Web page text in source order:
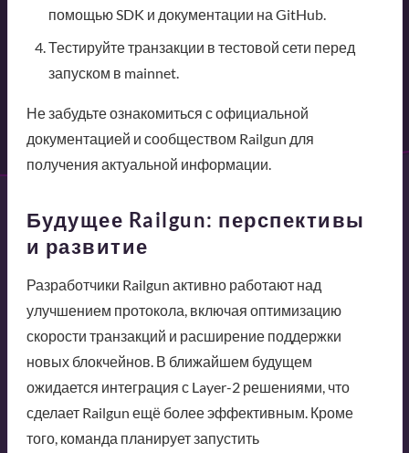
помощью SDK и документации на GitHub.
Тестируйте транзакции в тестовой сети перед
запуском в mainnet.
Не забудьте ознакомиться с официальной
документацией и сообществом Railgun для
получения актуальной информации.
Будущее Railgun: перспективы
и развитие
Разработчики Railgun активно работают над
улучшением протокола, включая оптимизацию
скорости транзакций и расширение поддержки
новых блокчейнов. В ближайшем будущем
ожидается интеграция с Layer-2 решениями, что
сделает Railgun ещё более эффективным. Кроме
того, команда планирует запустить